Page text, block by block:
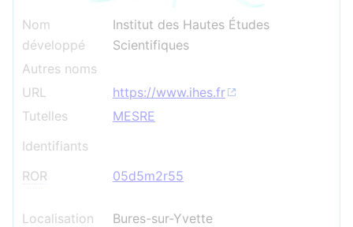
Nom
développé
Institut des Hautes Études
Scientifiques
Autres noms
URL
https://www.ihes.fr
Tutelles
MESRE
Identifiants
ROR
05d5m2r55
Localisation Bures-sur-Yvette